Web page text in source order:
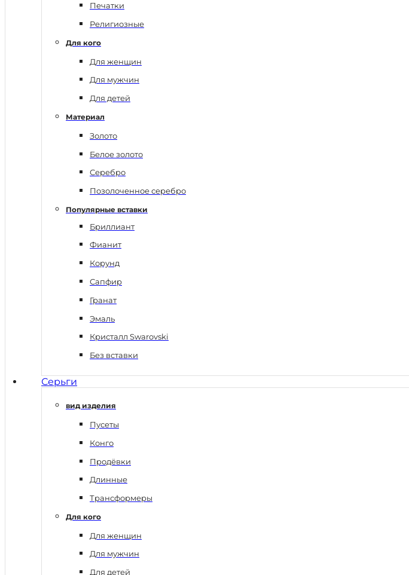
Печатки
Религиозные
Для кого
Для женщин
Для мужчин
Для детей
Материал
Золото
Белое золото
Серебро
Позолоченное серебро
Популярные вставки
Бриллиант
Фианит
Корунд
Сапфир
Гранат
Эмаль
Кристалл Swarovski
Без вставки
Серьги
вид изделия
Пусеты
Конго
Продёвки
Длинные
Трансформеры
Для кого
Для женщин
Для мужчин
Для детей